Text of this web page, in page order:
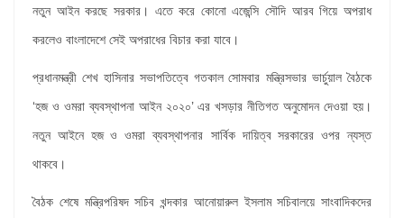
নতুন আইন করছে সরকার। এতে করে কোনো এজেন্সি সৌদি আরব গিয়ে অপরাধ
করলেও বাংলাদেশে সেই অপরাধের বিচার করা যাবে।
প্রধানমন্ত্রী শেখ হাসিনার সভাপতিত্বে গতকালসোমবার মন্ত্রিসভার ভার্চুয়াল বৈঠকে
‘হজ ও ওমরা ব্যবস্থাপনা আইন ২০২০’ এর খসড়ার নীতিগত অনুমোদন দেওয়া হয়।
নতুন আইনে হজ ও ওমরা ব্যবস্থাপনার সার্বিক দায়িত্ব সরকারের ওপর ন্যস্ত
থাকবে।
বৈঠক শেষে মন্ত্রিপরিষদ সচিব খন্দকার আনোয়ারুল ইসলাম সচিবালয়ে সাংবাদিকদের